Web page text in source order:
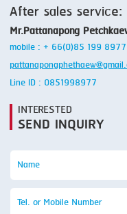
After sales service:
Mr.Pattanapong
mobile : + 66(0)85 199 8977
Line ID : 0851998977
INTERESTED
SEND INQUIRY